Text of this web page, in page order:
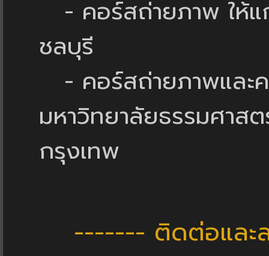
- คอร์สถ่ายภาพ ให้แ
ชลบุรี
- คอร์สถ่ายภาพและ
มหาวิทยาลัยธรรมศาส
กรุงเทพ
------- ติดต่อและ